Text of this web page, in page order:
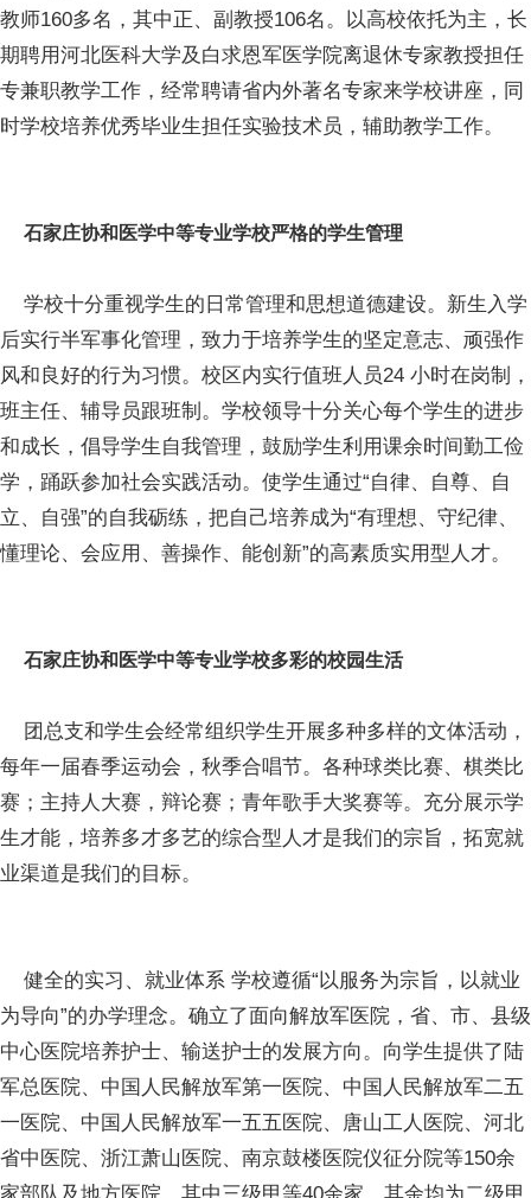
教师160多名，其中正、副教授106名。以高校依托为主，长
期聘用河北医科大学及白求恩军医学院离退休专家教授担任
专兼职教学工作，经常聘请省内外著名专家来学校讲座，同
时学校培养优秀毕业生担任实验技术员，辅助教学工作。
石家庄协和医学中等专业学校严格的学生管理
学校十分重视学生的日常管理和思想道德建设。新生入学
后实行半军事化管理，致力于培养学生的坚定意志、顽强作
风和良好的行为习惯。校区内实行值班人员24 小时在岗制，
班主任、辅导员跟班制。学校领导十分关心每个学生的进步
和成长，倡导学生自我管理，鼓励学生利用课余时间勤工俭
学，踊跃参加社会实践活动。使学生通过“自律、自尊、自
立、自强”的自我砺练，把自己培养成为“有理想、守纪律、
懂理论、会应用、善操作、能创新”的高素质实用型人才。
石家庄协和医学中等专业学校多彩的校园生活
团总支和学生会经常组织学生开展多种多样的文体活动，
每年一届春季运动会，秋季合唱节。各种球类比赛、棋类比
赛；主持人大赛，辩论赛；青年歌手大奖赛等。充分展示学
生才能，培养多才多艺的综合型人才是我们的宗旨，拓宽就
业渠道是我们的目标。
健全的实习、就业体系 学校遵循“以服务为宗旨，以就业
为导向”的办学理念。确立了面向解放军医院，省、市、县级
中心医院培养护士、输送护士的发展方向。向学生提供了陆
军总医院、中国人民解放军第一医院、中国人民解放军二五
一医院、中国人民解放军一五五医院、唐山工人医院、河北
省中医院、浙江萧山医院、南京鼓楼医院仪征分院等150余